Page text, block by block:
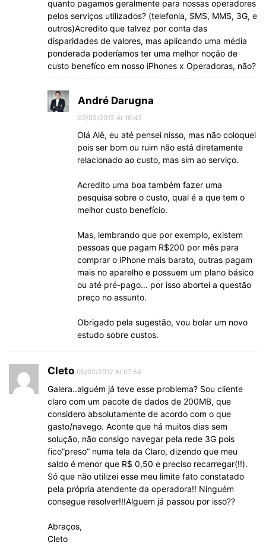
quanto pagamos geralmente para nossas operadores
pelos serviços utilizados? (telefonia, SMS, MMS, 3G, e
outros)Acredito que talvez por conta das
disparidades de valores, mas aplicando uma média
ponderada poderíamos ter uma melhor noção de
custo benefíco em nosso iPhones x Operadoras, não?
André Darugna
09/02/2012 At 10:43
Olá Alê, eu até pensei nisso, mas não coloquei
pois ser bom ou ruim não está diretamente
relacionado ao custo, mas sim ao serviço.
Acredito uma boa também fazer uma
pesquisa sobre o custo, qual é a que tem o
melhor custo benefício.
Mas, lembrando que por exemplo, existem
pessoas que pagam R$200 por mês para
comprar o iPhone mais barato, outras pagam
mais no aparelho e possuem um plano básico
ou até pré-pago… por isso abortei a questão
preço no assunto.
Obrigado pela sugestão, vou bolar um novo
estudo sobre custos.
Cleto 09/02/2012 At 07:54
Galera..alguém já teve esse problema? Sou cliente
claro com um pacote de dados de 200MB, que
considero absolutamente de acordo com o que
gasto/navego. Aconte que há muitos dias sem
solução, não consigo navegar pela rede 3G pois
fico”preso” numa tela da Claro, dizendo que meu
saldo é menor que R$ 0,50 e preciso recarregar(!!).
Só que não utilizei esse meu limite fato constatado
pela própria atendente da operadora!! Ninguém
consegue resolver!!!Alguem já passou por isso??
Abraços,
Cleto